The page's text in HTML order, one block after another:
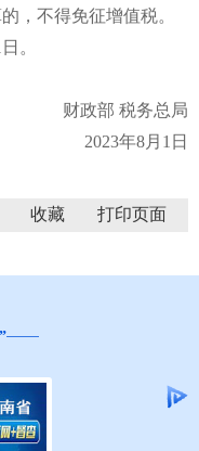
，不得免征增值税。
。
财政部 税务总局
2023年8月1日
收藏